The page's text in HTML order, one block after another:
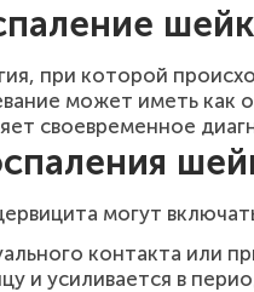
при которой
может иметь как
своевременное
могут
контакта или
и усиливается в